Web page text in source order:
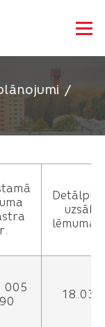
lēmuma
005